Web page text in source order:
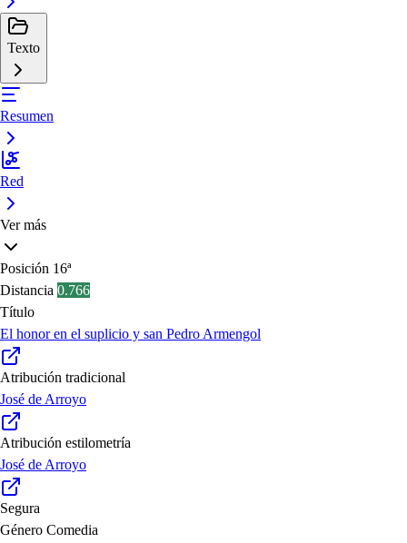
Texto
Resumen
Red
Ver más
Posición 16ª
Distancia 0.766
Título
El honor en el suplicio y san Pedro Armengol
Atribución tradicional
José de Arroyo
Atribución estilometría
José de Arroyo
Segura
Género Comedia